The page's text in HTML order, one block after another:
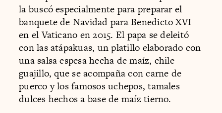
la buscó especialmente para preparar el
banquete de Navidad para Benedicto XVI
en el Vaticano en 2015. El papa se deleitó
con las atápakuas, un platillo elaborado con
una salsa espesa hecha de maíz, chile
guajillo, que se acompaña con carne de
puerco y los famosos uchepos, tamales
dulces hechos a base de maíz tierno.